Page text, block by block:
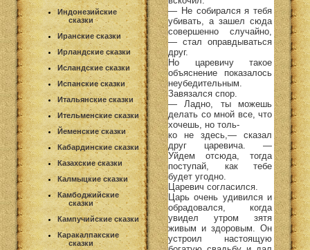
Индонезийские
сказки
Иранские сказки
Ирландские сказки
Исландские сказки
Испанские сказки
Итальянские сказки
Ительменские сказки
Йеменские сказки
Кабардинские сказки
Казахские сказки
Калмыцкие сказки
Камбоджийские
сказки
Кампучийские сказки
Каракалпакские
сказки
— Не собирался я тебя
убивать, а зашел сюда
совершенно случайно,
— стал оправдываться
друг.
Но царевичу такое
объяснение показалось
неубедительным.
Завязался спор.
— Ладно, ты можешь
делать со мной все, что
хочешь, но толь-
ко не здесь,— сказал
друг царевича. —
Уйдем отсюда, тогда
поступай, как тебе
будет угодно.
Царевич согласился.
Царь очень удивился и
обрадовался, когда
увидел утром зятя
живым и здоровым. Он
устроил настоящую